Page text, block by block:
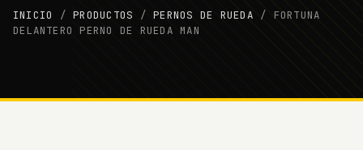
INICIO /PRODUCTOS /PERNOS DE RUEDA / FORTUNA
DELANTERO PERNO DE RUEDA MAN